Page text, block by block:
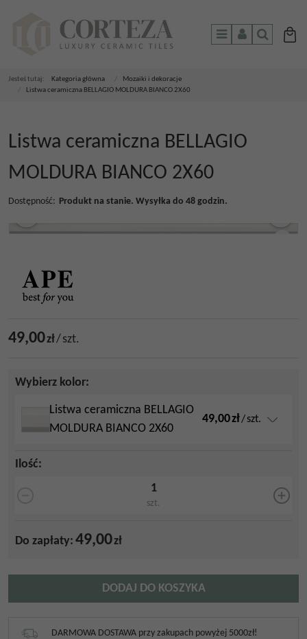
MenuPanelSzukaj
Jesteś tutaj: Kategoria główna
Mozaiki i dekoracje
Listwa ceramiczna BELLAGIO MOLDURA BIANCO 2X60
Listwa ceramiczna BELLAGIO
MOLDURA BIANCO 2X60
Dostępność: Produkt na stanie. Wysyłka do 48 godzin.
49,00zł/szt.
Wybierz kolor:
Listwa ceramiczna BELLAGIO
MOLDURA BIANCO 2X60
49,00zł/szt.
Ilość:
szt.
Do zapłaty: 49,00zł
DODAJ DO KOSZYKA
DARMOWA DOSTAWA przy zakupach powyżej 5000zł!